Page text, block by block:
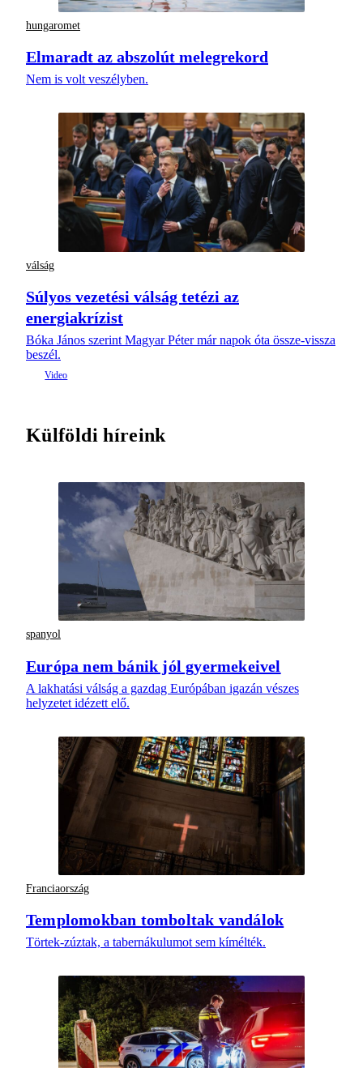
hungaromet
Elmaradt az abszolút melegrekord
Nem is volt veszélyben.
válság
Súlyos vezetési válság tetézi az
energiakrízist
Bóka János szerint Magyar Péter már napok óta össze-vissza
beszél.
Külföldi híreink
spanyol
Európa nem bánik jól gyermekeivel
A lakhatási válság a gazdag Európában igazán vészes
helyzetet idézett elő.
Franciaország
Templomokban tomboltak vandálok
Törtek-zúztak, a tabernákulumot sem kímélték.